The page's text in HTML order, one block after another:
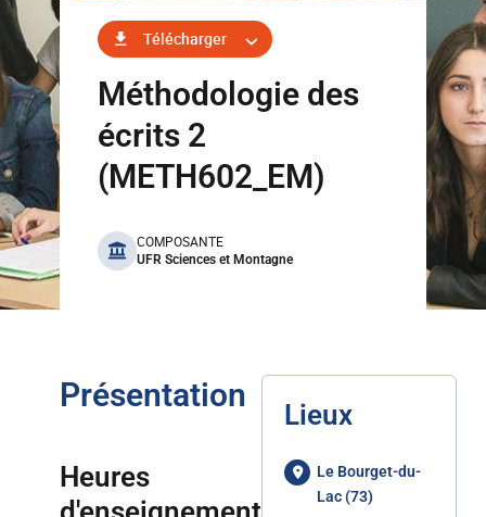
Télécharger
Méthodologie des
écrits 2
(METH602_EM)
benefits
COMPOSANTE
UFR Sciences et Montagne
Présentation
Heures
Lieux
Le Bourget-du-
Lac (73)